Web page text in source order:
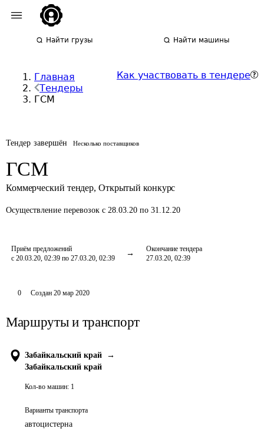
Найти грузы Найти машины
Главная
Тендеры
ГСМ
Как участвовать в тендере
Тендер завершён Несколько поставщиков
ГСМ
Коммерческий тендер, Открытый конкурс
Осуществление перевозок с 28.03.20 по 31.12.20
Приём предложений
с 20.03.20, 02:39 по 27.03.20, 02:39
Окончание тендера
27.03.20, 02:39
0 Создан 20 мар 2020
Маршруты и транспорт
Забайкальский край
→
Забайкальский край
Кол-во машин: 1
Варианты транспорта
автоцистерна